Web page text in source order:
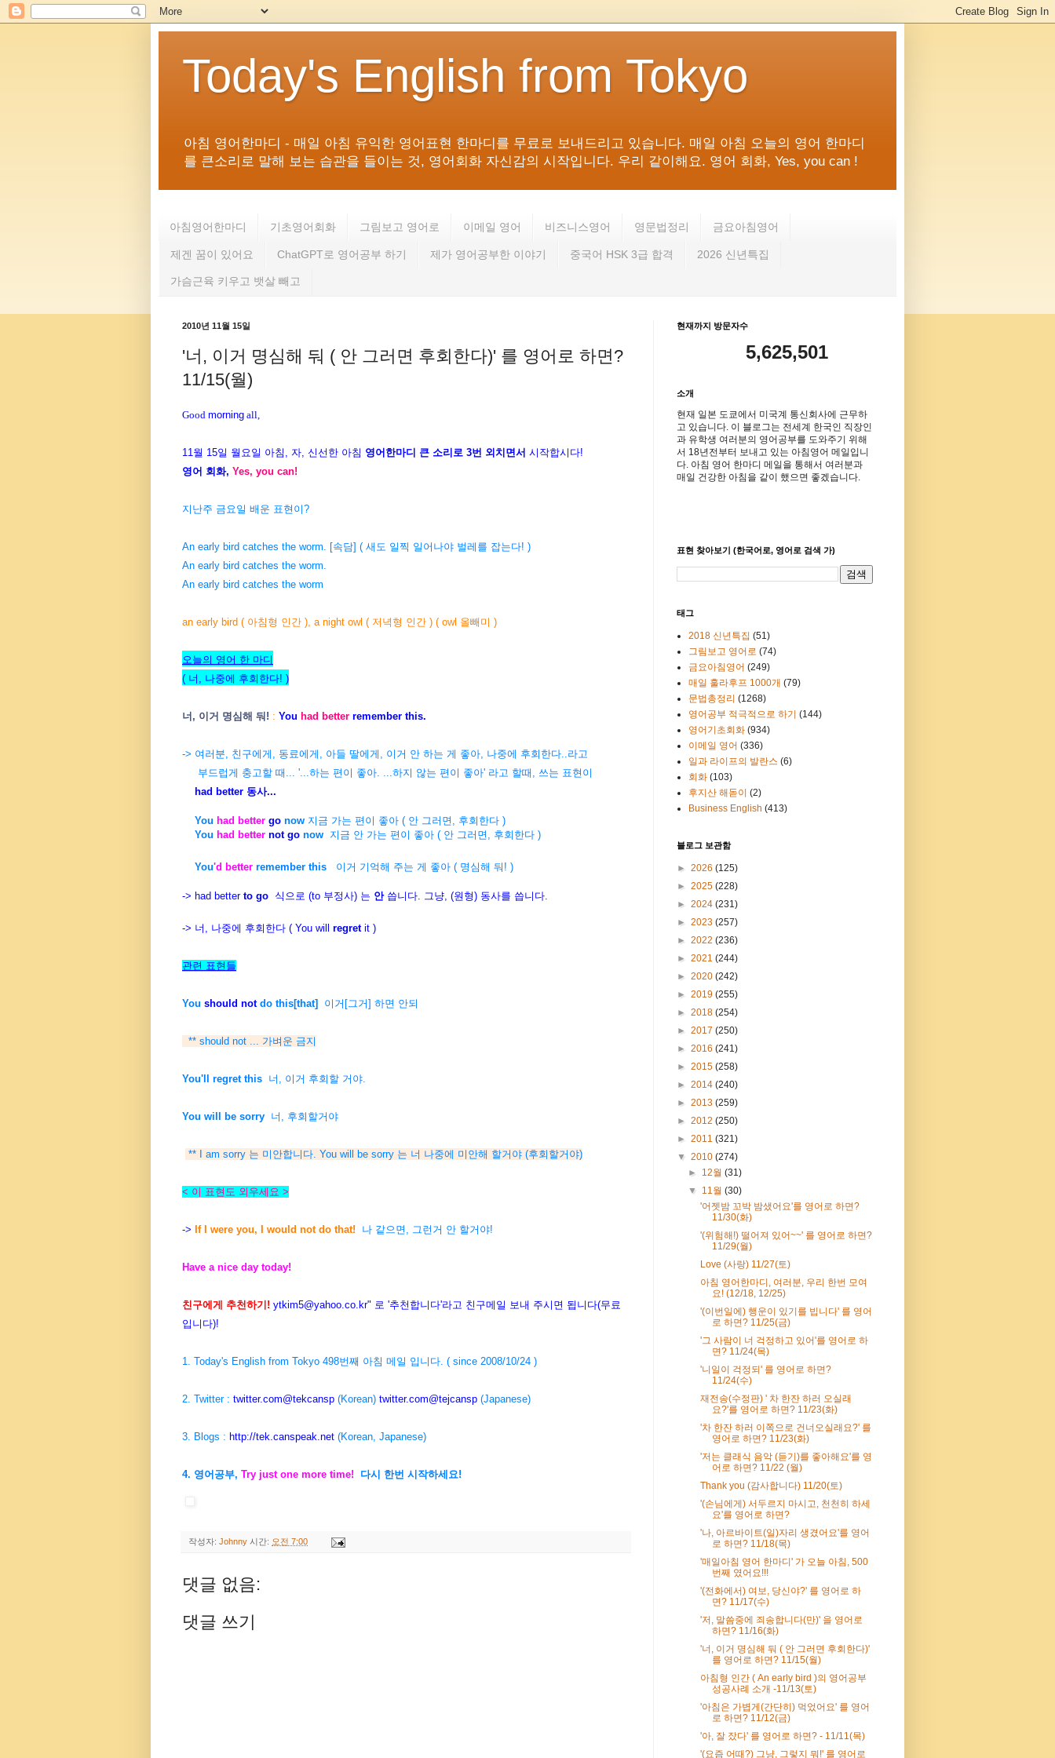
Today's English from Tokyo
아침 영어한마디 - 매일 아침 유익한 영어표현 한마디를 무료로 보내드리고 있습니다. 매일 아침 오늘의 영어 한마디
를 큰소리로 말해 보는 습관을 들이는 것, 영어회화 자신감의 시작입니다. 우리 같이해요. 영어 회화, Yes, you can !
아침영어한마디 기초영어회화 그림보고 영어로 이메일 영어 비즈니스영어 영문법정리 금요아침영어
제겐 꿈이 있어요 ChatGPT로 영어공부 하기 제가 영어공부한 이야기 중국어 HSK 3급 합격 2026 신년특집
가슴근육 키우고 뱃살 빼고
2010년 11월 15일
'너, 이거 명심해 둬 ( 안 그러면 후회한다)' 를 영어로 하면?
11/15(월)
Good morning all,
11월 15일 월요일 아침, 자, 신선한 아침 영어한마디 큰 소리로 3번 외치면서 시작합시다!
영어 회화, Yes, you can!
지난주 금요일 배운 표현이?
An early bird catches the worm. [속담] ( 새도 일찍 일어나야 벌레를 잡는다! )
An early bird catches the worm.
An early bird catches the worm
an early bird ( 아침형 인간 ), a night owl ( 저녁형 인간 ) ( owl 올빼미 )
오늘의 영어 한 마디
( 너, 나중에 후회한다! )
너, 이거 명심해 둬! : You had better remember this.
-> 여러분, 친구에게, 동료에게, 아들 딸에게, 이거 안 하는 게 좋아, 나중에 후회한다..라고
부드럽게 충고할 때... '...하는 편이 좋아. ...하지 않는 편이 좋아' 라고 할때, 쓰는 표현이
had better 동사...
You had better go now 지금 가는 편이 좋아 ( 안 그러면, 후회한다 )
You had better not go now 지금 안 가는 편이 좋아 ( 안 그러면, 후회한다 )
You'd better remember this 이거 기억해 주는 게 좋아 ( 명심해 둬! )
-> had better to go 식으로 (to 부정사) 는 안 씁니다. 그냥, (원형) 동사를 씁니다.
-> 너, 나중에 후회한다 ( You will regret it )
관련 표현들
You should notdo this[that] 이거[그거] 하면 안되
** should not ... 가벼운 금지
You'll regret this 너, 이거 후회할 거야.
You will be sorry 너, 후회할거야
** I am sorry 는 미안합니다. You will be sorry 는 너 나중에 미안해 할거야 (후회할거야)
< 이 표현도 외우세요 >
-> If I were you, I would not do that! 나 같으면, 그런거 안 할거야!
Have a nice day today!
친구에게 추천하기! ytkim5@yahoo.co.kr" 로 '추천합니다'라고 친구메일 보내 주시면 됩니다(무료
입니다)!
1. Today's English from Tokyo 498번째 아침 메일 입니다. ( since 2008/10/24 )
2. Twitter : twitter.com@tekcansp (Korean) twitter.com@tejcansp (Japanese)
3. Blogs : http://tek.canspeak.net (Korean, Japanese)
4. 영어공부, Try just one more time! 다시 한번 시작하세요!
작성자: Johnny 시간: 오전 7:00
댓글 없음:
댓글 쓰기
현재까지 방문자수
5,625,501
소개
현재 일본 도쿄에서 미국계 통신회사에 근무하
고 있습니다. 이 블로그는 전세계 한국인 직장인
과 유학생 여러분의 영어공부를 도와주기 위해
서 18년전부터 보내고 있는 아침영어 메일입니
다. 아침 영어 한마디 메일을 통해서 여러분과
매일 건강한 아침을 같이 했으면 좋겠습니다.
표현 찾아보기 (한국어로, 영어로 검색 가)
태그
2018 신년특집 (51)
그림보고 영어로 (74)
금요아침영어 (249)
매일 훌라후프 1000개 (79)
문법총정리 (1268)
영어공부 적극적으로 하기 (144)
영어기초회화 (934)
이메일 영어 (336)
일과 라이프의 발란스 (6)
회화 (103)
후지산 해돋이 (2)
Business English (413)
블로그 보관함
► 2026 (125)
► 2025 (228)
► 2024 (231)
► 2023 (257)
► 2022 (236)
► 2021 (244)
► 2020 (242)
► 2019 (255)
► 2018 (254)
► 2017 (250)
► 2016 (241)
► 2015 (258)
► 2014 (240)
► 2013 (259)
► 2012 (250)
► 2011 (321)
▼ 2010 (274)
► 12월(31)
▼ 11월(30)
'어젯밤 꼬박 밤샜어요'를 영어로 하면?
11/30(화)
'(위험해!) 떨어져 있어~~' 를 영어로 하면?
11/29(월)
Love (사랑) 11/27(토)
아침 영어한마디, 여러분, 우리 한번 모여
요! (12/18, 12/25)
'(이번일에) 행운이 있기를 빕니다' 를 영어
로 하면? 11/25(금)
'그 사람이 너 걱정하고 있어'를 영어로 하
면? 11/24(목)
'니일이 걱정되' 를 영어로 하면?
11/24(수)
재전송(수정판) ' 차 한잔 하러 오실래
요?'를 영어로 하면? 11/23(화)
'차 한잔 하러 이쪽으로 건너오실래요?' 를
영어로 하면? 11/23(화)
'저는 클래식 음악 (듣기)를 좋아해요'를 영
어로 하면? 11/22 (월)
Thank you (감사합니다) 11/20(토)
'(손님에게) 서두르지 마시고, 천천히 하세
요'를 영어로 하면?
'나, 아르바이트(일)자리 생겼어요'를 영어
로 하면? 11/18(목)
'매일아침 영어 한마디' 가 오늘 아침, 500
번째 였어요!!!
'(전화에서) 여보, 당신야?' 를 영어로 하
면? 11/17(수)
'저, 말씀중에 죄송합니다(만)' 을 영어로
하면? 11/16(화)
'너, 이거 명심해 둬 ( 안 그러면 후회한다)'
를 영어로 하면? 11/15(월)
아침형 인간 ( An early bird )의 영어공부
성공사례 소개 -11/13(토)
'아침은 가볍게(간단히) 먹었어요' 를 영어
로 하면? 11/12(금)
'아, 잘 잤다' 를 영어로 하면? - 11/11(목)
'(요즘 어때?) 그냥, 그렇지 뭐!' 를 영어로